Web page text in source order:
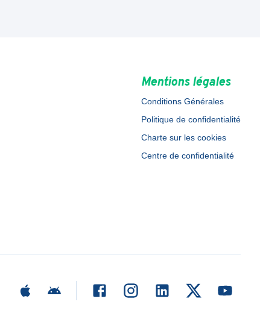
Mentions légales
Conditions Générales
Politique de confidentialité
Charte sur les cookies
Centre de confidentialité